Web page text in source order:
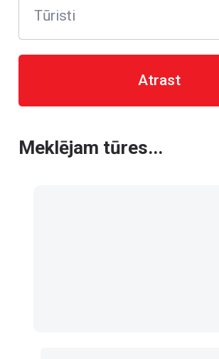
Tūristi
Atrast
Meklējam tūres...